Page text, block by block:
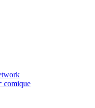
comique